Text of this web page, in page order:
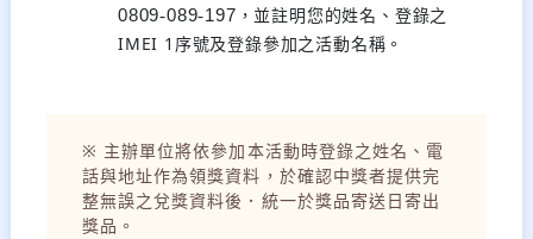
0809-089-197 ，並註明您的姓名、登錄之
IMEI 1序號及登錄參加之活動名稱。
※ 主辦單位將依參加本活動時登錄之姓名、電
話與地址作為領獎資料，於確認中獎者提供完
整無誤之兌獎資料後．統一於獎品寄送日寄出
獎品。